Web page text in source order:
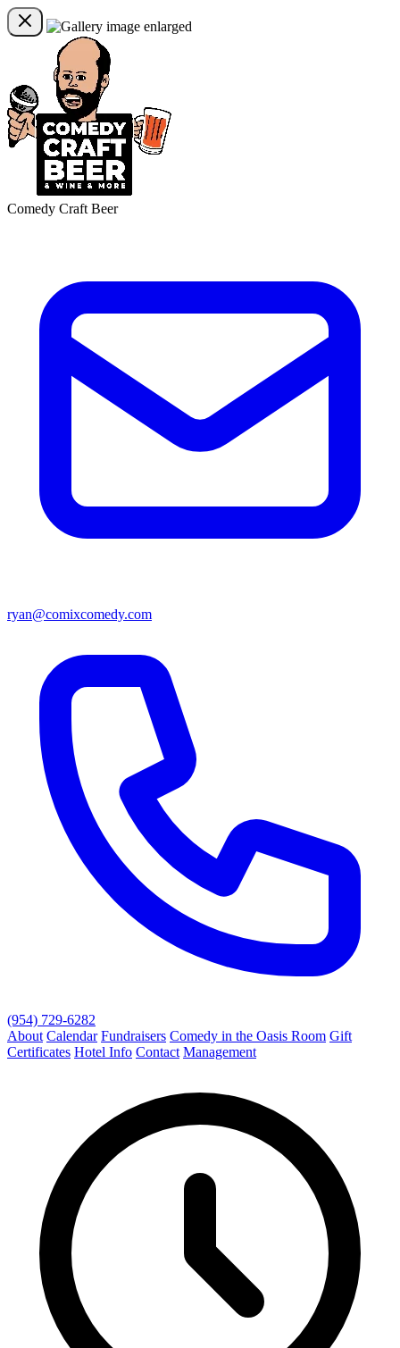
Comedy Craft Beer
ryan@comixcomedy.com
(954) 729-6282
About Calendar Fundraisers Comedy in the Oasis Room Gift
Certificates Hotel Info Contact Management